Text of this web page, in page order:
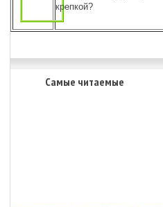
крепкой?
Самые читаемые